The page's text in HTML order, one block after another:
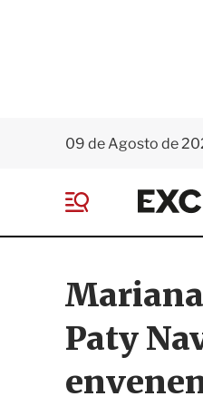
09 de Agosto de
e
Mariana
Paty